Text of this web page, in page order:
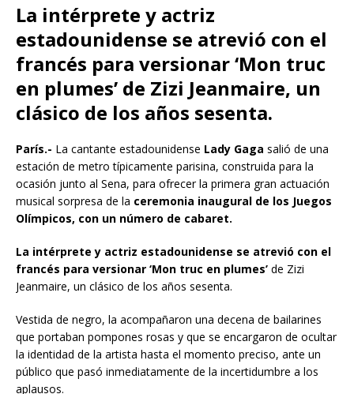
La intérprete y actriz
estadounidense se atrevió con el
francés para versionar ‘Mon truc
en plumes’ de Zizi Jeanmaire, un
clásico de los años sesenta.
París.- La cantante estadounidense Lady Gaga salió de una
estación de metro típicamente parisina, construida para la
ocasión junto al Sena, para ofrecer la primera gran actuación
musical sorpresa de la ceremonia inaugural de los Juegos
Olímpicos, con un número de cabaret.
La intérprete y actriz estadounidense se atrevió con el
francés para versionar ‘Mon truc en plumes’ de Zizi
Jeanmaire, un clásico de los años sesenta.
Vestida de negro, la acompañaron una decena de bailarines
que portaban pompones rosas y que se encargaron de ocultar
la identidad de la artista hasta el momento preciso, ante un
público que pasó inmediatamente de la incertidumbre a los
aplausos.